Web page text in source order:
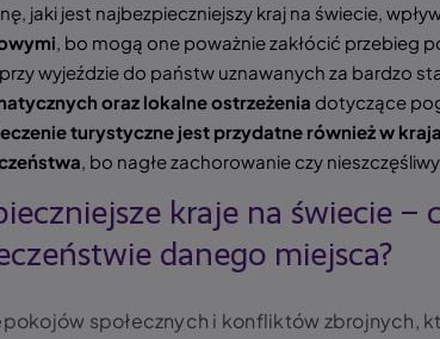
jaki jest najbezpieczniejszy kraj na świecie,
, bo mogą one poważnie zakłócić przebieg
wyjeździe do państw uznawanych za bardzo
oraz lokalne ostrzeżenia dotyczące
turystyczne jest przydatne również w
, bo nagłe zachorowanie czy
kraje na świecie –
danego miejsca?
społecznych i konfliktów zbrojnych,